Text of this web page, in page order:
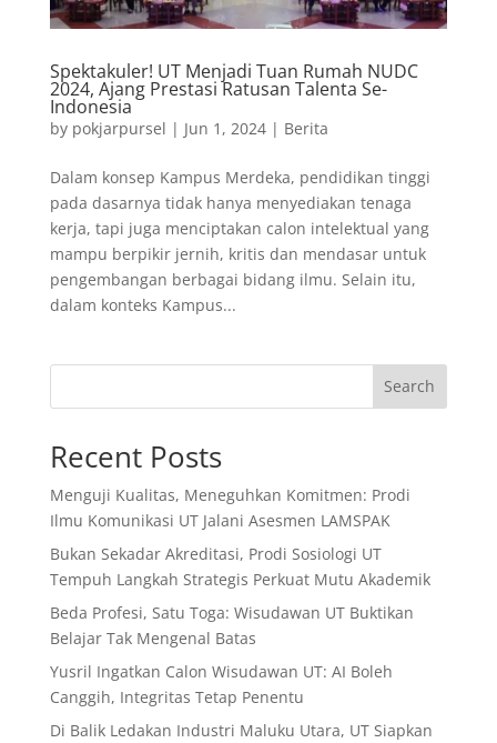
Spektakuler! UT Menjadi Tuan Rumah NUDC
2024, Ajang Prestasi Ratusan Talenta Se-
Indonesia
by pokjarpursel | Jun 1, 2024| Berita
Dalam konsep Kampus Merdeka, pendidikan tinggi
pada dasarnya tidak hanya menyediakan tenaga
kerja, tapi juga menciptakan calon intelektual yang
mampu berpikir jernih, kritis dan mendasar untuk
pengembangan berbagai bidang ilmu. Selain itu,
dalam konteks Kampus...
Search
Recent Posts
Menguji Kualitas, Meneguhkan Komitmen: Prodi
Ilmu Komunikasi UT Jalani Asesmen LAMSPAK
Bukan Sekadar Akreditasi, Prodi Sosiologi UT
Tempuh Langkah Strategis Perkuat Mutu Akademik
Beda Profesi, Satu Toga: Wisudawan UT Buktikan
Belajar Tak Mengenal Batas
Yusril Ingatkan Calon Wisudawan UT: AI Boleh
Canggih, Integritas Tetap Penentu
Di Balik Ledakan Industri Maluku Utara, UT Siapkan